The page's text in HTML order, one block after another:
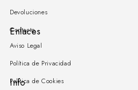
Devoluciones
Contacto
Enlaces
Aviso Legal
Política de Privacidad
Política de Cookies
Info